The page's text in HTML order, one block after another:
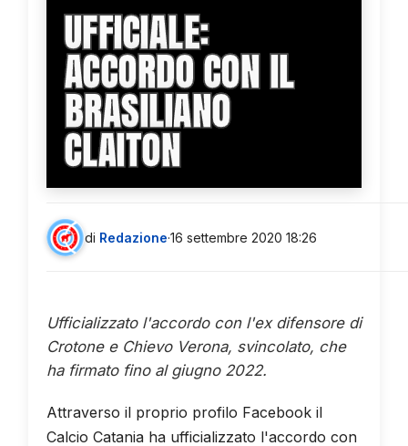
UFFICIALE:
ACCORDO CON IL
BRASILIANO
CLAITON
di Redazione·16 settembre 2020 18:26
Ufficializzato l'accordo con l'ex difensore di
Crotone e Chievo Verona, svincolato, che
ha firmato fino al giugno 2022.
Attraverso il proprio profilo Facebook il
Calcio Catania ha ufficializzato l'accordo con